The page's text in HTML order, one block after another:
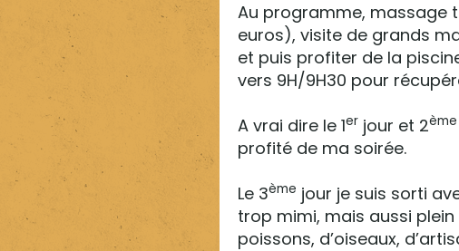
Au programme, massage
euros), visite de grands
et puis profiter de la
vers 9H/9H30 pour
A vrai dire le 1erjour et 2ème
profité de ma soirée.
Le 3ème jour je suis sorti
trop mimi, mais aussi
poissons, d’oiseaux,